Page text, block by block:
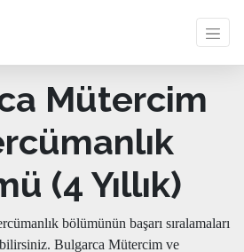
Mütercim
(4 Yıllık)
bölümünün başarı sıralamaları
Bulgarca Mütercim ve